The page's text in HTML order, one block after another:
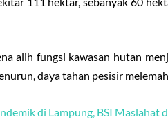
alih fungsi kawasan hutan
daya tahan pesisir
di Lampung, BSI Maslahat